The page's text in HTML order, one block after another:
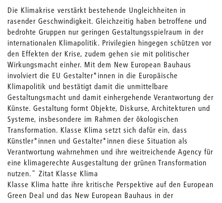
Die Klimakrise verstärkt bestehende Ungleichheiten in
rasender Geschwindigkeit. Gleichzeitig haben betroffene und
bedrohte Gruppen nur geringen Gestaltungsspielraum in der
internationalen Klimapolitik. Privilegien hingegen schützen vor
den Effekten der Krise, zudem gehen sie mit politischer
Wirkungsmacht einher. Mit dem New European Bauhaus
involviert die EU Gestalter*innen in die Europäische
Klimapolitik und bestätigt damit die unmit­telbare
Gestaltungsmacht und damit einhergehende Verantwortung der
Künste. Gestaltung formt Objekte, Diskurse, Architekturen und
Systeme, insbesondere im Rahmen der ökologischen
Transformation. Klasse Klima setzt sich dafür ein, dass
Künstler*innen und Gestalter*innen diese Situation als
Verantwortung wahrnehmen und ihre weitreichende Agency für
eine klimagerechte Ausgestaltung der grünen Transformation
nutzen." Zitat Klasse Klima
Klasse Klima hatte ihre kritische Perspektive auf den European
Green Deal und das New European Bauhaus in der